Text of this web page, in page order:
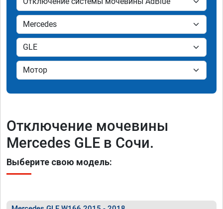
Отключение мочевины
Mercedes GLE в Сочи.
Выберите свою модель: